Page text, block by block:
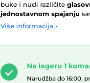
buke i nudi različite
jednostavnom spajanju
Više informacija ›
Na lageru 1
Narudžba do 16:00,